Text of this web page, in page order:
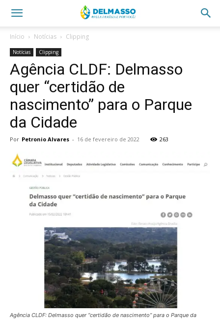
Início Notícias Clipping
Notícias Clipping
Agência CLDF: Delmasso
quer “certidão de
nascimento” para o Parque
da Cidade
Por Petronio Alvares - 16 de fevereiro de 2022 263
Agência CLDF: Delmasso quer “certidão de nascimento” para o Parque da